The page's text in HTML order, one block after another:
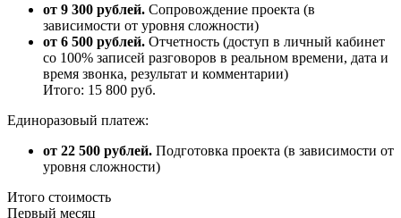
от 9 300 рублей. Сопровождение проекта (в
зависимости от уровня сложности)
от 6 500 рублей. Отчетность (доступ в личный кабинет
со 100% записей разговоров в реальном времени, дата и
время звонка, результат и комментарии)
Итого: 15 800 руб.
Единоразовый платеж:
от 22 500 рублей. Подготовка проекта (в зависимости от
уровня сложности)
Итого стоимость
Первый месяц